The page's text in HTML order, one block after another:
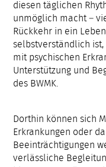
diesen täglichen
unmöglich macht –
Rückkehr in ein
selbstverständlich
mit psychischen
Unterstützung und
des BWMK.
Dorthin können sich
Erkrankungen oder
Beeinträchtigungen
verlässliche